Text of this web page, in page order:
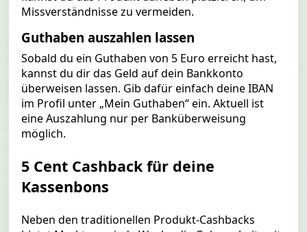
Missverständnisse zu vermeiden.
Guthaben auszahlen lassen
Sobald du ein Guthaben von 5 Euro erreicht hast,
kannst du dir das Geld auf dein Bankkonto
überweisen lassen. Gib dafür einfach deine IBAN
im Profil unter „Mein Guthaben“ ein. Aktuell ist
eine Auszahlung nur per Banküberweisung
möglich.
5 Cent Cashback für deine
Kassenbons
Neben den traditionellen Produkt-Cashbacks